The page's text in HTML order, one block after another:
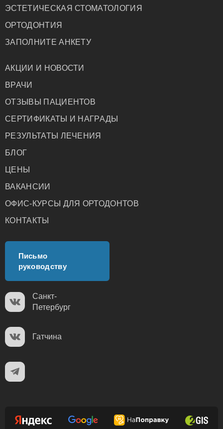
ЭСТЕТИЧЕСКАЯ СТОМАТОЛОГИЯ
ОРТОДОНТИЯ
ЗАПОЛНИТЕ АНКЕТУ
АКЦИИ И НОВОСТИ
ВРАЧИ
ОТЗЫВЫ ПАЦИЕНТОВ
СЕРТИФИКАТЫ И НАГРАДЫ
РЕЗУЛЬТАТЫ ЛЕЧЕНИЯ
БЛОГ
ЦЕНЫ
ВАКАНСИИ
ОФИС-КУРСЫ ДЛЯ ОРТОДОНТОВ
КОНТАКТЫ
Письмо
руководству
Санкт-
Петербург
Гатчина